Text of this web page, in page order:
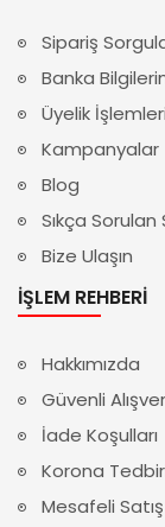
Sipariş
Banka
Üyelik İşlemleri
Kampanyalar
Blog
Sıkça Sorulan
Bize Ulaşın
İŞLEM REHBERI
Hakkımızda
Güvenli
İade Koşulları
Korona
Mesafeli